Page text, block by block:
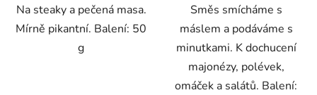
Na steaky a pečená masa.
Mírně pikantní. Balení: 50
g
Směs smícháme s
máslem a podáváme s
minutkami. K dochucení
majonézy, polévek,
omáček a salátů. Balení: